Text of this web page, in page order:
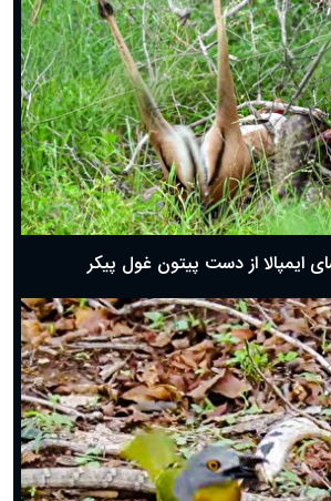
ایمپالا از دست پیتون غول پیکر